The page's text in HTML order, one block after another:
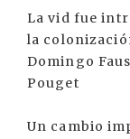
La vid fue
la
Domingo
Pouget
Un cambio